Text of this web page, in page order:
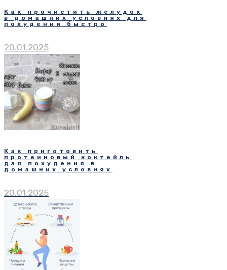
Как прочистить желудок
в домашних условиях для
похудения быстро
20.01.2025
Как приготовить
протеиновый коктейль
для похудения в
домашних условиях
20.01.2025